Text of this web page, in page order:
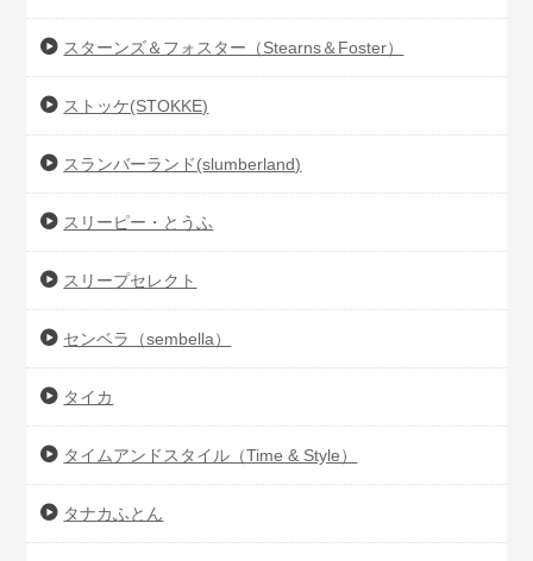
スターンズ＆フォスター（Stearns＆Foster）
ストッケ(STOKKE)
スランバーランド(slumberland)
スリーピー・とうふ
スリープセレクト
センベラ（sembella）
タイカ
タイムアンドスタイル（Time & Style）
タナカふとん